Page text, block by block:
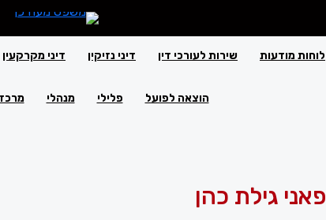
לוחות מודעות שירות לעורכי דין דיני נזיקין דיני מקרקעין
הוצאה לפועל פלילי מנהלי
פאני גילת כהן